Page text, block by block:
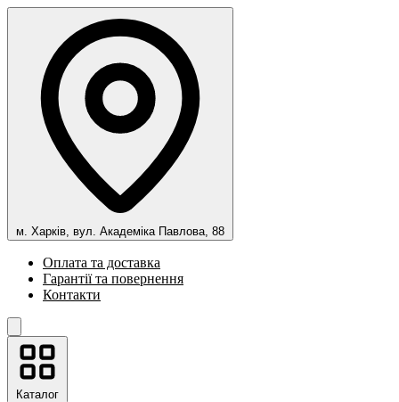
м. Харків, вул. Академіка Павлова, 88
Оплата та доставка
Гарантії та повернення
Контакти
Каталог